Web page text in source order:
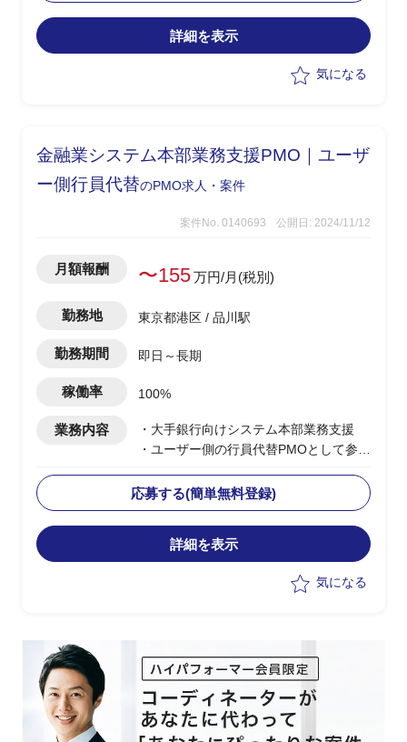
詳細を表示
気になる
金融業システム本部業務支援PMO｜ユーザ
ー側行員代替のPMO求人・案件
案件No. 0140693 公開日: 2024/11/12
月額報酬 〜155万円/月(税別)
勤務地 東京都港区 / 品川駅
勤務期間 即日～長期
稼働率 100%
業務内容
・大手銀行向けシステム本部業務支援
・ユーザー側の行員代替PMOとして参画
・メンテナンス時ユーザー部と連携し、
ユーザー側へのアナウンス文連携
・ベンダーからの報告をとりまとめ銀行
上位層へエスカレーション
応募する(簡単無料登録)
詳細を表示
気になる